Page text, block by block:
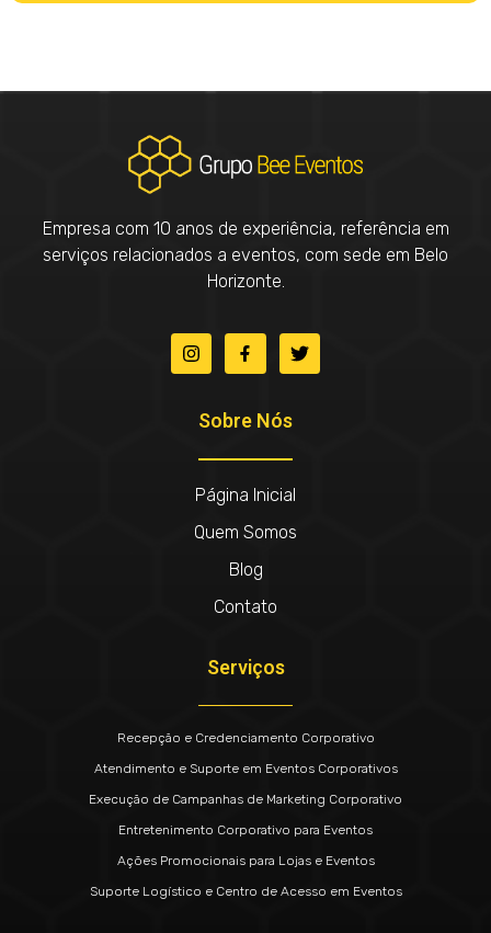
Empresa com 10 anos de experiência, referência em
serviços relacionados a eventos, com sede em Belo
Horizonte.
Sobre Nós
Página Inicial
Quem Somos
Blog
Contato
Serviços
Recepção e Credenciamento Corporativo
Atendimento e Suporte em Eventos Corporativos
Execução de Campanhas de Marketing Corporativo
Entretenimento Corporativo para Eventos
Ações Promocionais para Lojas e Eventos
Suporte Logístico e Centro de Acesso em Eventos